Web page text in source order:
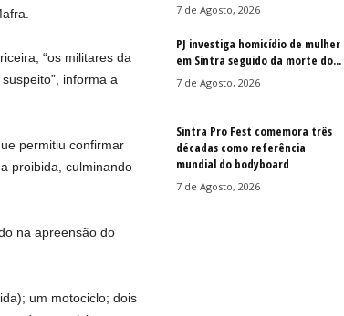
“os militares da
informa a
permitiu confirmar
proibida, culminando
na apreensão do
um motociclo; dois
7 de Agosto, 2026
PJ investiga homicídio de mulher
em Sintra seguido da morte do...
7 de Agosto, 2026
Sintra Pro Fest comemora três
décadas como referência
mundial do bodyboard
7 de Agosto, 2026